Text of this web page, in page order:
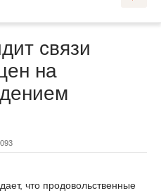
связи
на
что продовольственные